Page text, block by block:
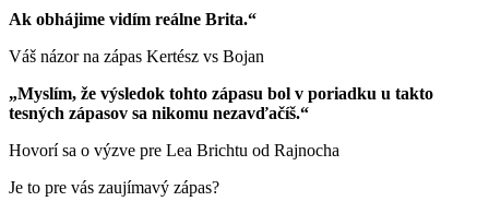
Ak obhájime vidím reálne Brita.“
Váš názor na zápas Kertész vs Bojan
„Myslím, že výsledok tohto zápasu bol v poriadku u takto
tesných zápasov sa nikomu nezavďačíš.“
Hovorí sa o výzve pre Lea Brichtu od Rajnocha
Je to pre vás zaujímavý zápas?